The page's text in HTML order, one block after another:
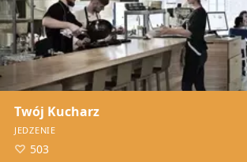
Twój Kucharz
JEDZENIE
503